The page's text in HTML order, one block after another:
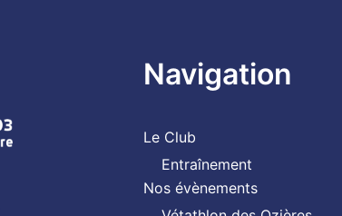
Navigation
Le Club
Entraînement
Nos évènements